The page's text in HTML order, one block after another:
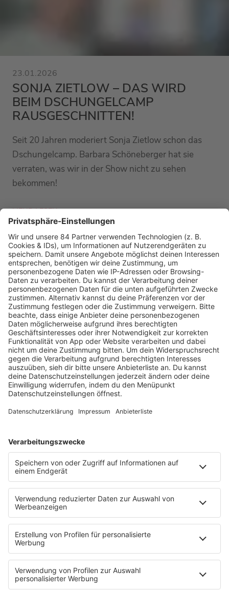
23.01.2026
SONJA ZIETLOW – DAS WIRD
BEIM DSCHUNGELCAMP
RAUSGESCHNITTEN!
Seit 20 Jahren moderiert Sonja Zietlow schon das
Dschungelcamp. Barbara Schöneberger hat sie
verraten, was wir in der Show nicht zu sehen
bekommen!
MEHR LESEN
MEHR NEWS
HOME
RADIOS
barba radio
Lagerfeuer
Füße hoch
Schmusekatze
Song Contest
Mädelsabend
Ich hasse Sport
Sonntag Morgen
Strandbar
Putzfimmel
Deutschpop
Deutsche Liebeslieder
PODCASTS
Mit den Waffeln einer Frau
Frühstück bei Barbara
Brave & One
NotAufnahme